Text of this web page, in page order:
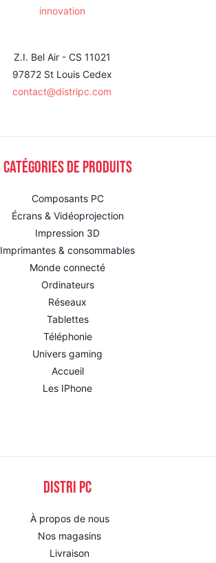
Z.I. Bel Air - CS 11021
97872 St Louis Cedex
contact@distripc.com
Catégories de produits
Composants PC
Écrans & Vidéoprojection
Impression 3D
Imprimantes & consommables
Monde connecté
Ordinateurs
Réseaux
Tablettes
Téléphonie
Univers gaming
Accueil
Les IPhone
DISTRI PC
À propos de nous
Nos magasins
Livraison